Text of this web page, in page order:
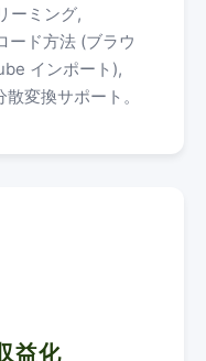
ーミング,
ード方法 (ブラウ
インポート),
変換サポート。
益化